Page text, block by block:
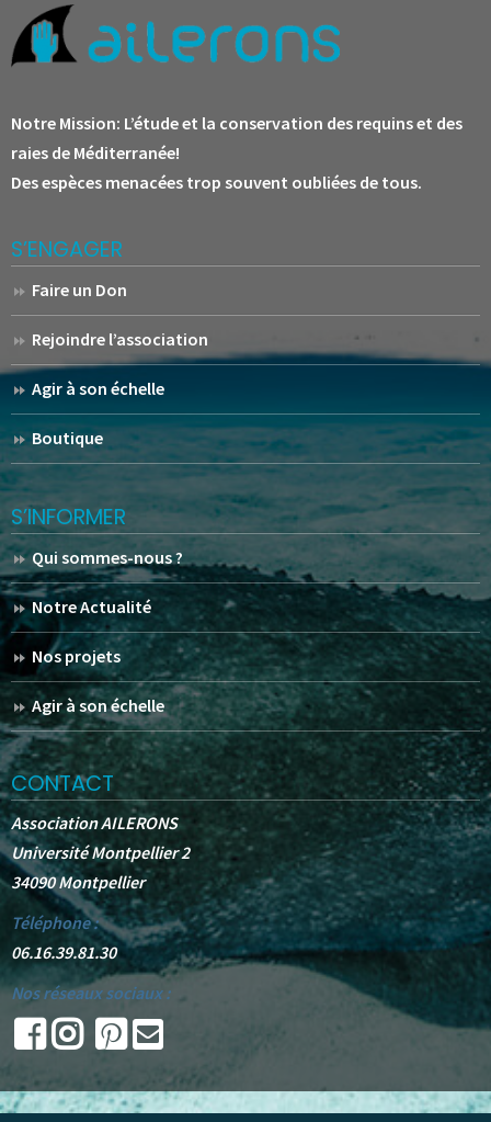
Notre Mission: L’étude et la conservation des requins et des
raies de Méditerranée!
Des espèces menacées trop souvent oubliées de tous.
S’ENGAGER
Faire un Don
Rejoindre l’association
Agir à son échelle
Boutique
S’INFORMER
Qui sommes-nous ?
Notre Actualité
Nos projets
Agir à son échelle
CONTACT
Association AILERONS
Université Montpellier 2
34090 Montpellier
Téléphone :
06.16.39.81.30
Nos réseaux sociaux :